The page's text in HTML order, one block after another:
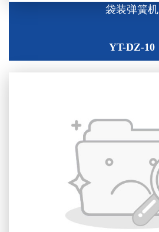
袋装弹簧机
YT-DZ-10